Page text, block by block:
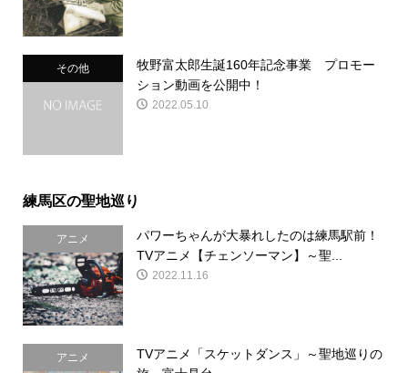
その他
牧野富太郎生誕160年記念事業 プロモー
ション動画を公開中！
2022.05.10
練馬区の聖地巡り
アニメ
パワーちゃんが大暴れしたのは練馬駅前！
TVアニメ【チェンソーマン】～聖...
2022.11.16
アニメ
TVアニメ「スケットダンス」～聖地巡りの